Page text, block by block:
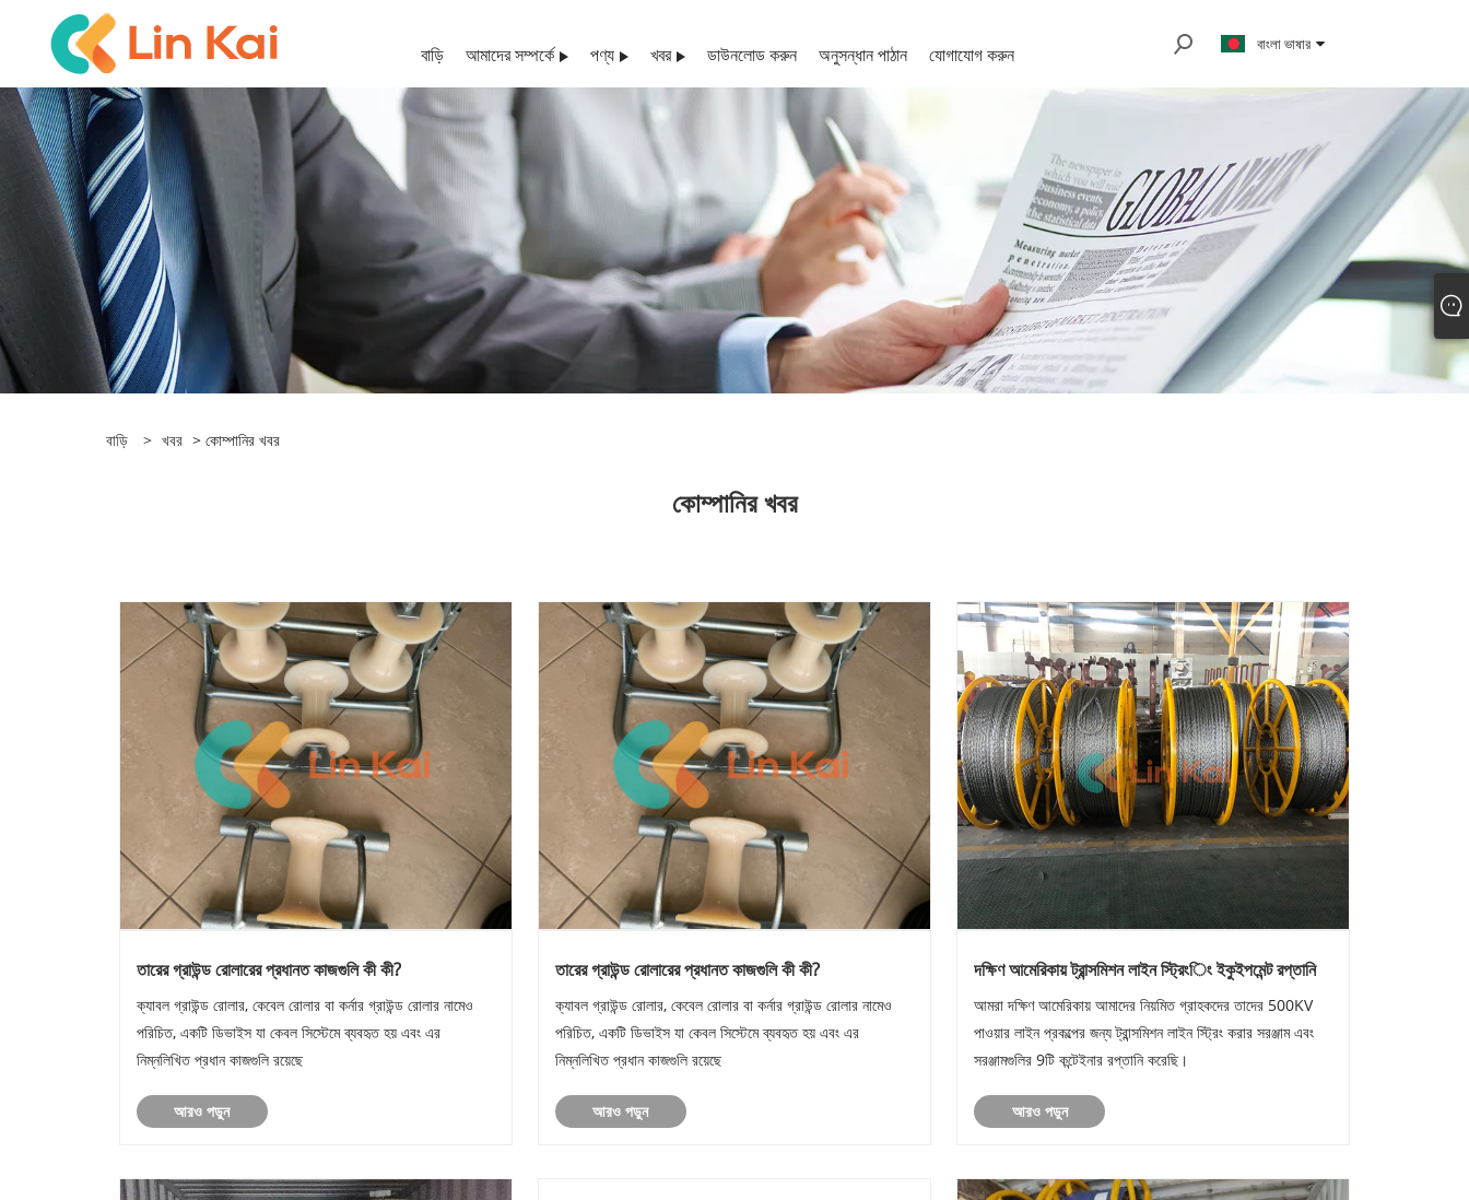
বাড়ি আমাদের সম্পর্কে পণ্য খবর ডাউনলোড করুন অনুসন্ধান পাঠান যোগাযোগ করুন বাংলা ভাষার
বাড়ি > খবর > কোম্পানির খবর
কোম্পানির খবর
তারের গ্রাউন্ড রোলারের প্রধানত কাজগুলি কী কী?
ক্যাবল গ্রাউন্ড রোলার, কেবেল রোলার বা কর্নার গ্রাউন্ড রোলার নামেও
পরিচিত, একটি ডিভাইস যা কেবল সিস্টেমে ব্যবহৃত হয় এবং এর
নিম্নলিখিত প্রধান কাজগুলি রয়েছে
আরও পড়ুন
তারের গ্রাউন্ড রোলারের প্রধানত কাজগুলি কী কী?
ক্যাবল গ্রাউন্ড রোলার, কেবেল রোলার বা কর্নার গ্রাউন্ড রোলার নামেও
পরিচিত, একটি ডিভাইস যা কেবল সিস্টেমে ব্যবহৃত হয় এবং এর
নিম্নলিখিত প্রধান কাজগুলি রয়েছে
আরও পড়ুন
দক্ষিণ আমেরিকায় ট্রান্সমিশন লাইন স্ট্রিংিং ইকুইপমেন্ট রপ্তানি
আমরা দক্ষিণ আমেরিকায় আমাদের নিয়মিত গ্রাহকদের তাদের 500KV
পাওয়ার লাইন প্রকল্পের জন্য ট্রান্সমিশন লাইন স্ট্রিং করার সরঞ্জাম এবং
সরঞ্জামগুলির 9টি কন্টেইনার রপ্তানি করেছি।
আরও পড়ুন